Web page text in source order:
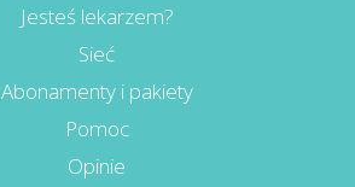
Jesteś lekarzem?
Sieć
Abonamenty i pakiety
Pomoc
Opinie